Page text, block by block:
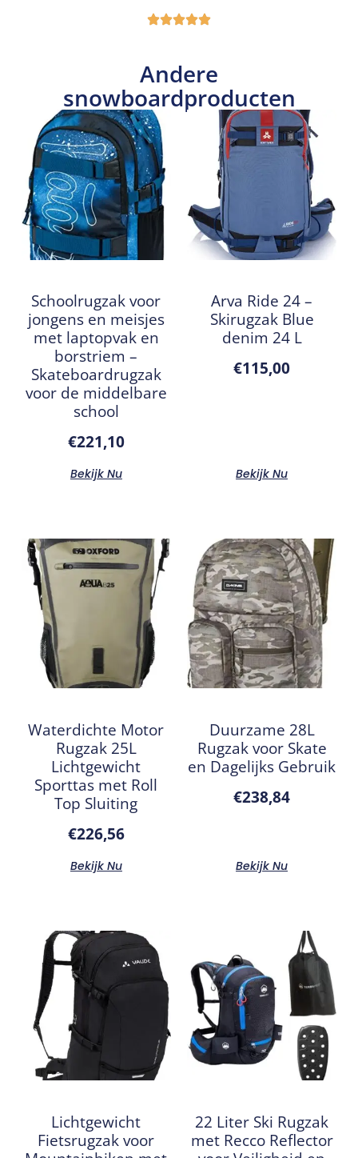
Andere
snowboardproducten
Schoolrugzak voor
jongens en meisjes
met laptopvak en
borstriem –
Skateboardrugzak
voor de middelbare
school
€221,10
Bekijk Nu
Arva Ride 24 –
Skirugzak Blue
denim 24 L
€115,00
Bekijk Nu
Waterdichte Motor
Rugzak 25L
Lichtgewicht
Sporttas met Roll
Top Sluiting
€226,56
Bekijk Nu
Duurzame 28L
Rugzak voor Skate
en Dagelijks Gebruik
€238,84
Bekijk Nu
Lichtgewicht
Fietsrugzak voor
22 Liter Ski Rugzak
met Recco Reflector